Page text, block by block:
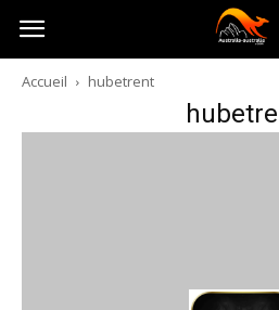
Australia-
australie.com
Accueil hubetrent